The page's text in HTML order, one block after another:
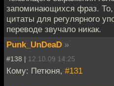
запоминающихся фраз. То,
цитаты для регулярного
переводе звучало никак.
Punk_UnDeaD »
#138 | 12.10.09 14:25
Кому: Петюня, #131